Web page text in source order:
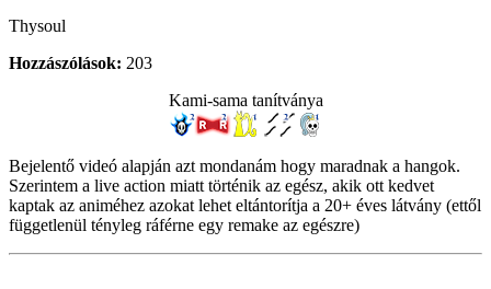
Thysoul
Hozzászólások: 203
Kami-sama tanítványa
Bejelentő videó alapján azt mondanám hogy maradnak a hangok.
Szerintem a live action miatt történik az egész, akik ott kedvet
kaptak az animéhez azokat lehet eltántorítja a 20+ éves látvány (ettől
függetlenül tényleg ráférne egy remake az egészre)